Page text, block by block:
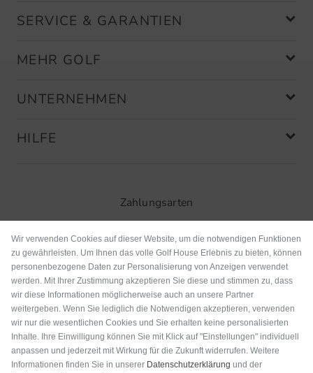
SERVICE & GARANTIEN
MEHR GOLF
UNTERNEHMEN
HILFE
Zahlungsarten
Versand
Wir verwenden Cookies auf dieser Website, um die notwendigen Funktionen
zu gewährleisten. Um Ihnen das volle Golf House Erlebnis zu bieten, können
personenbezogene Daten zur Personalisierung von Anzeigen verwendet
werden. Mit Ihrer Zustimmung akzeptieren Sie diese und stimmen zu, dass
wir diese Informationen möglicherweise auch an unsere Partner
weitergeben. Wenn Sie lediglich die Notwendigen akzeptieren, verwenden
wir nur die wesentlichen Cookies und Sie erhalten keine personalisierten
Inhalte. Ihre Einwilligung können Sie mit Klick auf "Einstellungen" individuell
anpassen und jederzeit mit Wirkung für die Zukunft widerrufen. Weitere
Informationen finden Sie in unserer Datenschutzerklärung und der